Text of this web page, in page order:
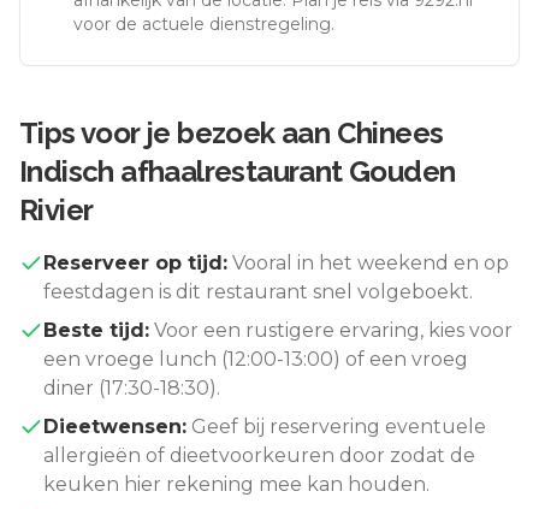
voor de actuele dienstregeling.
Tips voor je bezoek aan Chinees
Indisch afhaalrestaurant Gouden
Rivier
Reserveer op tijd: Vooral in het weekend en op
feestdagen is dit restaurant snel volgeboekt.
Beste tijd: Voor een rustigere ervaring, kies voor
een vroege lunch (12:00-13:00) of een vroeg
diner (17:30-18:30).
Dieetwensen: Geef bij reservering eventuele
allergieën of dieetvoorkeuren door zodat de
keuken hier rekening mee kan houden.